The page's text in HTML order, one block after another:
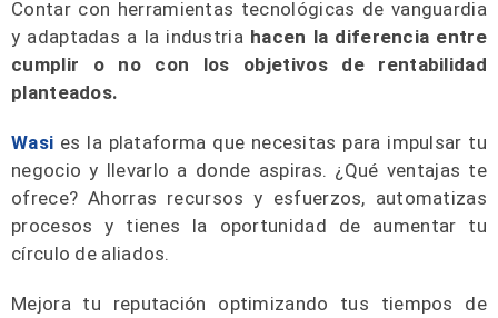
Contar con herramientas tecnológicas de vanguardia
y adaptadas a la industria hacen la diferencia entre
cumplir o no con los objetivos de rentabilidad
planteados.
Wasi es la plataforma que necesitas para impulsar tu
negocio y llevarlo a donde aspiras. ¿Qué ventajas te
ofrece? Ahorras recursos y esfuerzos, automatizas
procesos y tienes la oportunidad de aumentar tu
círculo de aliados.
Mejora tu reputación optimizando tus tiempos de